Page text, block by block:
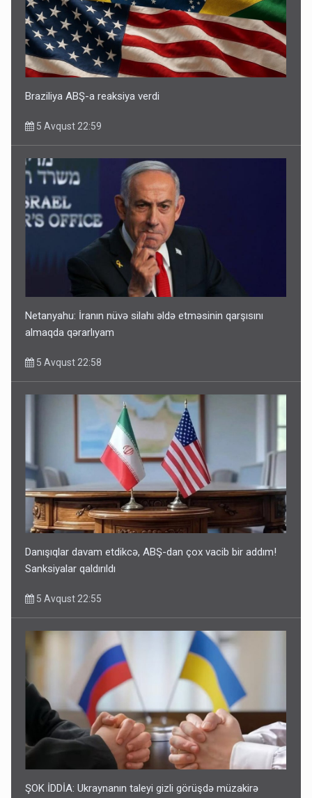
Braziliya ABŞ-a reaksiya verdi
5 Avqust 22:59
Netanyahu: İranın nüvə silahı əldə etməsinin qarşısını
almaqda qərarlıyam
5 Avqust 22:58
Danışıqlar davam etdikcə, ABŞ-dan çox vacib bir addım!
Sanksiyalar qaldırıldı
5 Avqust 22:55
ŞOK İDDİA: Ukraynanın taleyi gizli görüşdə müzakirə